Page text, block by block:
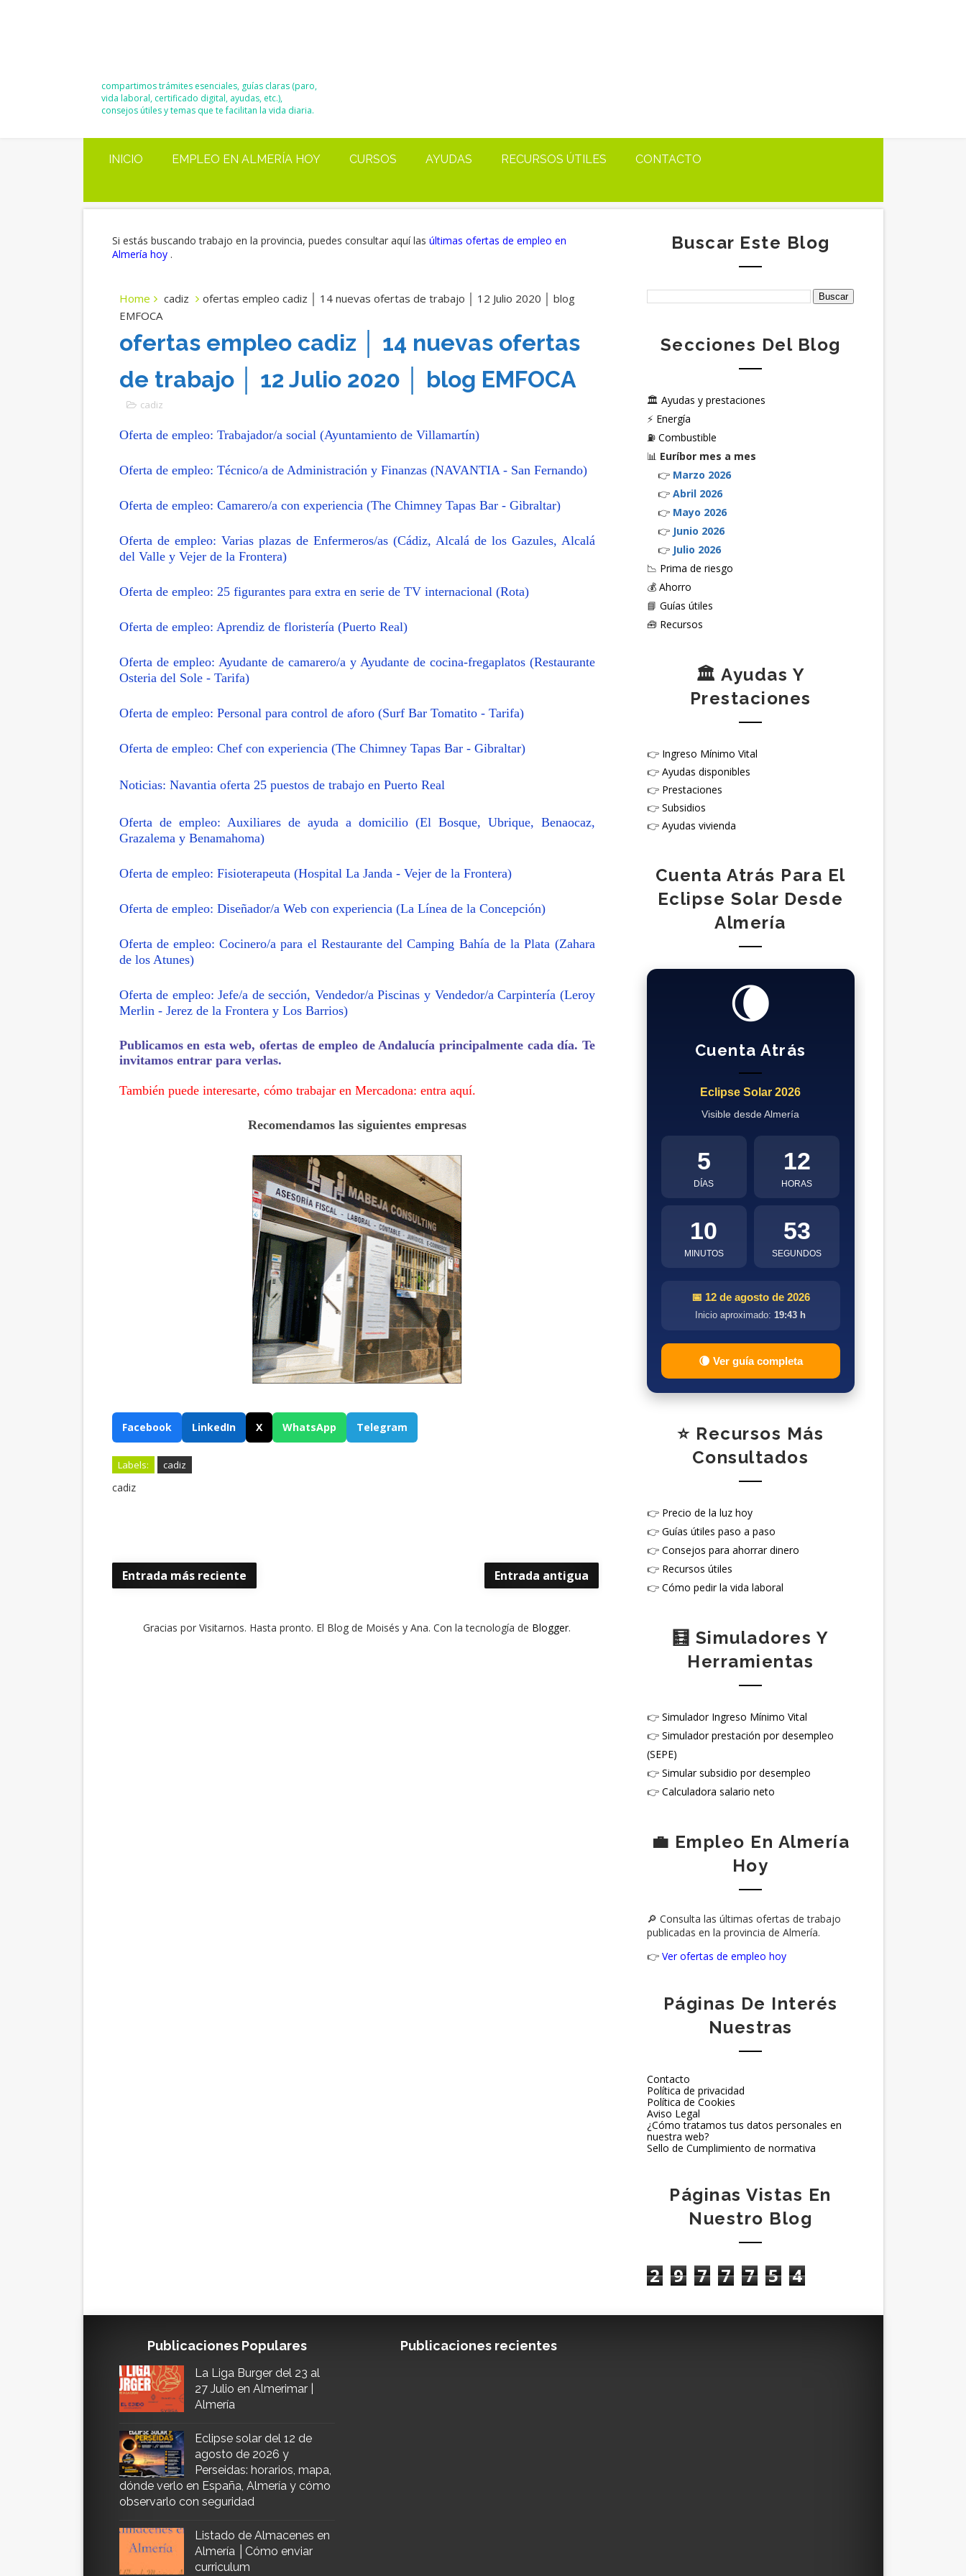
compartimos trámites esenciales, guías claras (paro,
vida laboral, certificado digital, ayudas, etc.),
consejos útiles y temas que te facilitan la vida diaria.
INICIO EMPLEO EN ALMERÍA HOY CURSOS AYUDAS RECURSOS ÚTILES CONTACTO
Si estás buscando trabajo en la provincia, puedes consultar aquí las últimas ofertas de empleo en
Almería hoy .
Home cadiz
ofertas empleo cadiz │ 14 nuevas ofertas de trabajo │ 12 Julio 2020 │ blog
EMFOCA
ofertas empleo cadiz │ 14 nuevas ofertas
de trabajo │ 12 Julio 2020 │ blog EMFOCA
cadiz
Oferta de empleo: Trabajador/a social (Ayuntamiento de Villamartín)
Oferta de empleo: Técnico/a de Administración y Finanzas (NAVANTIA - San Fernando)
Oferta de empleo: Camarero/a con experiencia (The Chimney Tapas Bar - Gibraltar)
Oferta de empleo: Varias plazas de Enfermeros/as (Cádiz, Alcalá de los Gazules, Alcalá
del Valle y Vejer de la Frontera)
Oferta de empleo: 25 figurantes para extra en serie de TV internacional (Rota)
Oferta de empleo: Aprendiz de floristería (Puerto Real)
Oferta de empleo: Ayudante de camarero/a y Ayudante de cocina-fregaplatos (Restaurante
Osteria del Sole - Tarifa)
Oferta de empleo: Personal para control de aforo (Surf Bar Tomatito - Tarifa)
Oferta de empleo: Chef con experiencia (The Chimney Tapas Bar - Gibraltar)
Noticias: Navantia oferta 25 puestos de trabajo en Puerto Real
Oferta de empleo: Auxiliares de ayuda a domicilio (El Bosque, Ubrique, Benaocaz,
Grazalema y Benamahoma)
Oferta de empleo: Fisioterapeuta (Hospital La Janda - Vejer de la Frontera)
Oferta de empleo: Diseñador/a Web con experiencia (La Línea de la Concepción)
Oferta de empleo: Cocinero/a para el Restaurante del Camping Bahía de la Plata (Zahara
de los Atunes)
Oferta de empleo: Jefe/a de sección, Vendedor/a Piscinas y Vendedor/a Carpintería (Leroy
Merlin - Jerez de la Frontera y Los Barrios)
Publicamos en esta web, ofertas de empleo de Andalucía principalmente cada día. Te
invitamos entrar para verlas.
También puede interesarte, cómo trabajar en Mercadona: entra aquí.
Recomendamos las siguientes empresas
Facebook LinkedIn X WhatsApp Telegram
Labels: cadiz
cadiz
Entrada más reciente Entrada antigua
Gracias por Visitarnos. Hasta pronto. El Blog de Moisés y Ana. Con la tecnología de Blogger.
Buscar Este Blog
Secciones Del Blog
🏛️ Ayudas y prestaciones
⚡ Energía
⛽ Combustible
📊 Euríbor mes a mes
👉 Marzo 2026
👉 Abril 2026
👉 Mayo 2026
👉 Junio 2026
👉 Julio 2026
📉 Prima de riesgo
💰 Ahorro
📘 Guías útiles
🧰 Recursos
🏛️ Ayudas Y
Prestaciones
👉 Ingreso Mínimo Vital
👉 Ayudas disponibles
👉 Prestaciones
👉 Subsidios
👉 Ayudas vivienda
Cuenta Atrás Para El
Eclipse Solar Desde
Almería
🌘
Cuenta Atrás
Eclipse Solar 2026
Visible desde Almería
5
DÍAS
12
HORAS
10
MINUTOS
52
SEGUNDOS
📅 12 de agosto de 2026
Inicio aproximado:19:43 h
🌘 Ver guía completa
⭐ Recursos Más
Consultados
👉 Precio de la luz hoy
👉 Guías útiles paso a paso
👉 Consejos para ahorrar dinero
👉 Recursos útiles
👉 Cómo pedir la vida laboral
🧮 Simuladores Y
Herramientas
👉 Simulador Ingreso Mínimo Vital
👉 Simulador prestación por desempleo
(SEPE)
👉 Simular subsidio por desempleo
👉 Calculadora salario neto
💼 Empleo En Almería
Hoy
🔎 Consulta las últimas ofertas de trabajo
publicadas en la provincia de Almería.
👉 Ver ofertas de empleo hoy
Páginas De Interés
Nuestras
Contacto
Política de privacidad
Política de Cookies
Aviso Legal
¿Cómo tratamos tus datos personales en
nuestra web?
Sello de Cumplimiento de normativa
Páginas Vistas En
Nuestro Blog
2 9 7 7 7 5 4
Publicaciones Populares
La Liga Burger del 23 al
27 Julio en Almerimar |
Almería
Eclipse solar del 12 de
agosto de 2026 y
Perseidas: horarios, mapa,
dónde verlo en España, Almería y cómo
observarlo con seguridad
Listado de Almacenes en
Almería │Cómo enviar
curriculum
Publicaciones recientes